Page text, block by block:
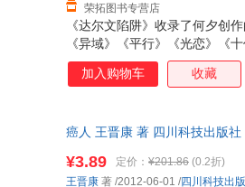
《达尔文陷阱》收录了何夕创
《异域》《平行》《光恋》《
奖作品。何夕作品奇崛清丽，
合到情节中，更善于在科幻的
荣拓图书专营店
加入购物车 收藏
癌人 王晋康 著 四川科技出版
¥3.89 定价： ¥201.86 (0.2折)
王晋康 著 /2012-06-01 /四川科技出